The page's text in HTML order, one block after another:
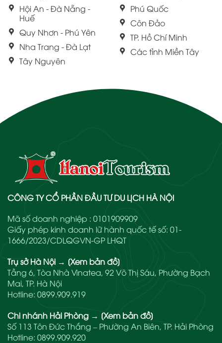
Hội An - Đà Nẵng -
Huế
Quy Nhơn - Phú Yên
Nha Trang - Đà Lạt
Tây Nguyên
Phú Quốc
Côn Đảo
TP. Hồ Chí Minh
Các tỉnh Miền Tây
CÔNG TY CỔ PHẦN ĐẦU TƯ DU LỊCH HÀ NỘI
Mã số doanh nghiệp : 0101909909
Giấy phép kinh doanh lữ hành quốc tế số: 01-
1666/2023/CDLQGVN-GP LHQT
Trụ sở Hà Nội → [Xem bản đồ]
Tầng 6, Tòa Nhà Vinatea, 92 Võ Thị Sáu, Phường Bạch
Mai, TP. Hà Nội
Hotline: 0899.909.919
Chi nhánh Hải Phòng → [Xem bản đồ]
Số 113 Tôn Đức Thắng – Phường An Biên, TP. Hải Phòng
Hotline: 0899.909.920